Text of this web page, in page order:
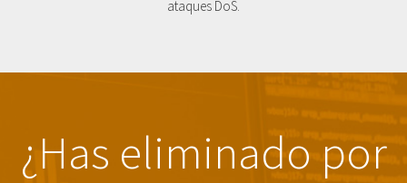
ataques DoS.
¿Has eliminado por